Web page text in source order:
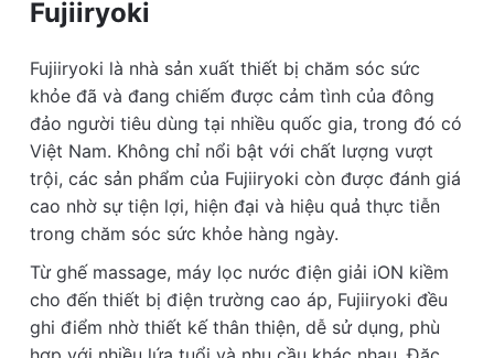
Fujiiryoki
Fujiiryoki là nhà sản xuất thiết bị chăm sóc sức
khỏe đã và đang chiếm được cảm tình của đông
đảo người tiêu dùng tại nhiều quốc gia, trong đó có
Việt Nam. Không chỉ nổi bật với chất lượng vượt
trội, các sản phẩm của Fujiiryoki còn được đánh giá
cao nhờ sự tiện lợi, hiện đại và hiệu quả thực tiễn
trong chăm sóc sức khỏe hàng ngày.
Từ ghế massage, máy lọc nước điện giải iON kiềm
cho đến thiết bị điện trường cao áp, Fujiiryoki đều
ghi điểm nhờ thiết kế thân thiện, dễ sử dụng, phù